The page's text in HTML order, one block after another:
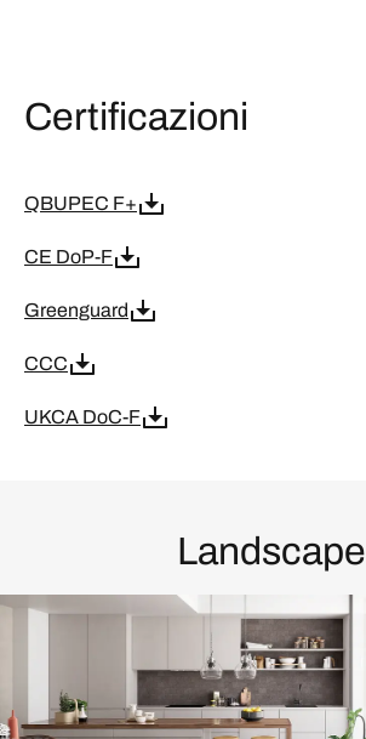
Certificazioni
QBUPEC F+
CE DoP-F
Greenguard
CCC
UKCA DoC-F
Landscape